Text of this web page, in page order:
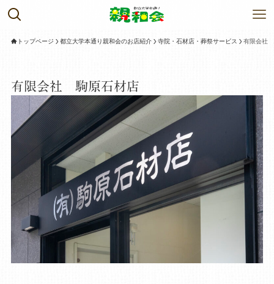
トップページ 都立大学本通り親和会のお店紹介 寺院・石材店・葬祭サービス 有限会社
有限会社 駒原石材店